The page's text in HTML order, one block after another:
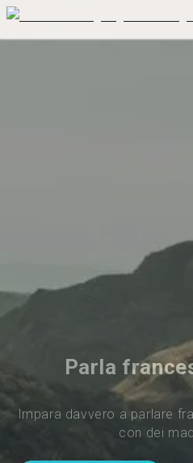
Parla
Impara davvero a parlare
con dei